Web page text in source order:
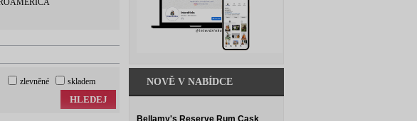
zlevněné skladem
HLEDEJ
NOVĚ V NABÍDCE
Bellamy's Reserve Rum Cask